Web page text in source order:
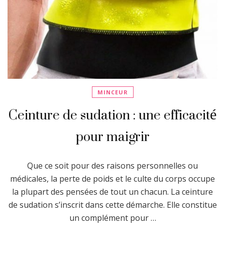
MINCEUR
Ceinture de sudation : une efficacité
pour maigrir
Que ce soit pour des raisons personnelles ou
médicales, la perte de poids et le culte du corps occupe
la plupart des pensées de tout un chacun. La ceinture
de sudation s’inscrit dans cette démarche. Elle constitue
un complément pour …